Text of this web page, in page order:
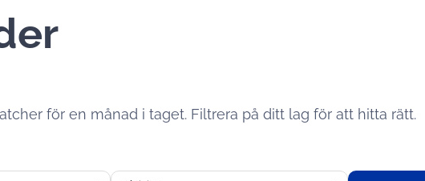
för en månad i taget. Filtrera på ditt lag för att hitta rätt.